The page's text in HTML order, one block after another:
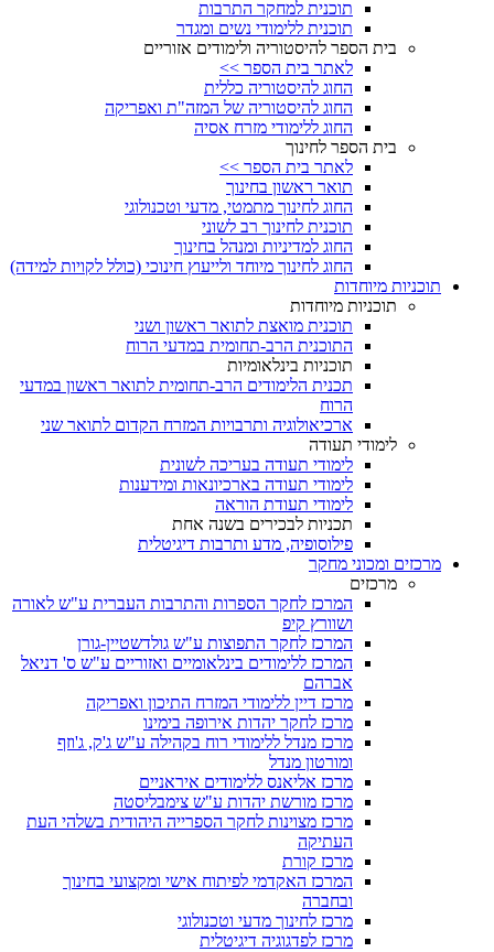
תוכנית למחקר התרבות
תוכנית ללימודי נשים ומגדר
בית הספר להיסטוריה ולימודים אזוריים
לאתר בית הספר >>
החוג להיסטוריה כללית
החוג להיסטוריה של המזה"ת ואפריקה
החוג ללימודי מזרח אסיה
בית הספר לחינוך
לאתר בית הספר >>
תואר ראשון בחינוך
החוג לחינוך מתמטי, מדעי וטכנולוגי
תוכנית לחינוך רב לשוני
החוג למדיניות ומנהל בחינוך
החוג לחינוך מיוחד ולייעוץ חינוכי (כולל לקויות למידה)
תוכניות מיוחדות
תוכניות מיוחדות
תוכנית מואצת לתואר ראשון ושני
התוכנית הרב-תחומית במדעי הרוח
תוכניות בינלאומיות
תכנית הלימודים הרב-תחומית לתואר ראשון במדעי
הרוח
ארכיאולוגיה ותרבויות המזרח הקדום לתואר שני
לימודי תעודה
לימודי תעודה בעריכה לשונית
לימודי תעודה בארכיונאות ומידענות
לימודי תעודת הוראה
תכניות לבכירים בשנה אחת
פילוסופיה, מדע ותרבות דיגיטלית
מרכזים ומכוני מחקר
מרכזים
המרכז לחקר הספרות והתרבות העברית ע"ש לאורה
ושוורץ קיפ
המרכז לחקר התפוצות ע"ש גולדשטיין-גורן
המרכז ללימודים בינלאומיים ואזוריים ע"ש ס' דניאל
אברהם
מרכז דיין ללימודי המזרח התיכון ואפריקה
מרכז לחקר יהדות אירופה בימינו
מרכז מנדל ללימודי רוח בקהילה ע"ש ג'ק, ג'וזף
ומורטון מנדל
מרכז אליאנס ללימודים איראניים
מרכז מורשת יהדות ע"ש צימבליסטה
מרכז מצוינות לחקר הספרייה היהודית בשלהי העת
העתיקה
מרכז קורת
המרכז האקדמי לפיתוח אישי ומקצועי בחינוך
ובחברה
מרכז לחינוך מדעי וטכנולוגי
מרכז לפדגוגיה דיגיטלית